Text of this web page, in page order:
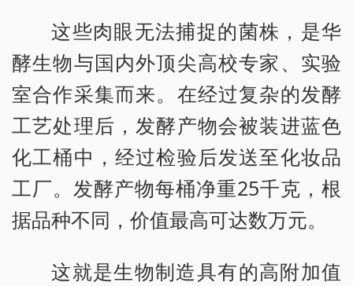
这些肉眼无法捕捉的菌株，是华
酵生物与国内外顶尖高校专家、实验
室合作采集而来。在经过复杂的发酵
工艺处理后，发酵产物会被装进蓝色
化工桶中，经过检验后发送至化妆品
工厂。发酵产物每桶净重25千克，根
据品种不同，价值最高可达数万元。
这就是生物制造具有的高附加值